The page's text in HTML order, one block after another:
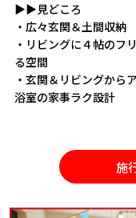
▶▶見どころ
・広々玄関＆土間収納
・リビングに４帖のフ
る空間
・玄関＆リビングから
浴室の家事ラク設計
施